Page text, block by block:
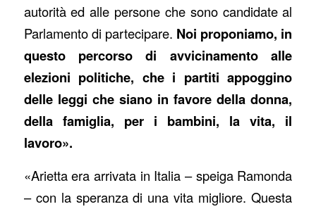
autorità ed alle persone che sono candidate al
Parlamento di partecipare. Noi proponiamo, in
questo percorso di avvicinamento alle
elezioni politiche, che i partiti appoggino
delle leggi che siano in favore della donna,
della famiglia, per i bambini, la vita, il
lavoro».
«Arietta era arrivata in Italia – speiga Ramonda
– con la speranza di una vita migliore. Questa